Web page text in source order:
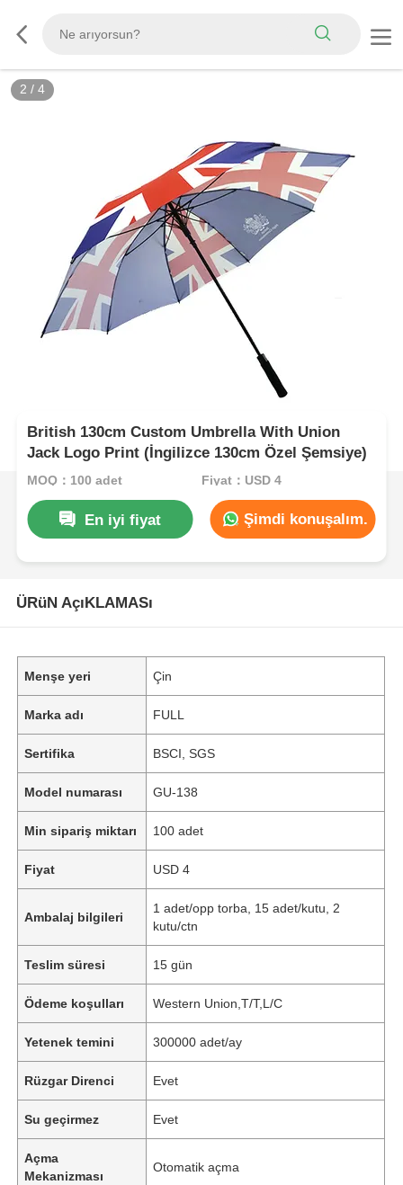
2 / 4
British 130cm Custom Umbrella With Union
Jack Logo Print (İngilizce 130cm Özel Şemsiye)
MOQ：100 adet Fiyat：USD 4
En iyi fiyat Şimdi konuşalım.
ÜRüN AçıKLAMASı
Menşe yeri Çin
Marka adı FULL
Sertifika BSCI, SGS
Model numarası GU-138
Min sipariş miktarı 100 adet
Fiyat USD 4
Ambalaj bilgileri
1 adet/opp torba, 15 adet/kutu, 2
kutu/ctn
Teslim süresi 15 gün
Ödeme koşulları Western Union,T/T,L/C
Yetenek temini 300000 adet/ay
Rüzgar Direnci Evet
Su geçirmez Evet
Açma
Mekanizması
Otomatik açma